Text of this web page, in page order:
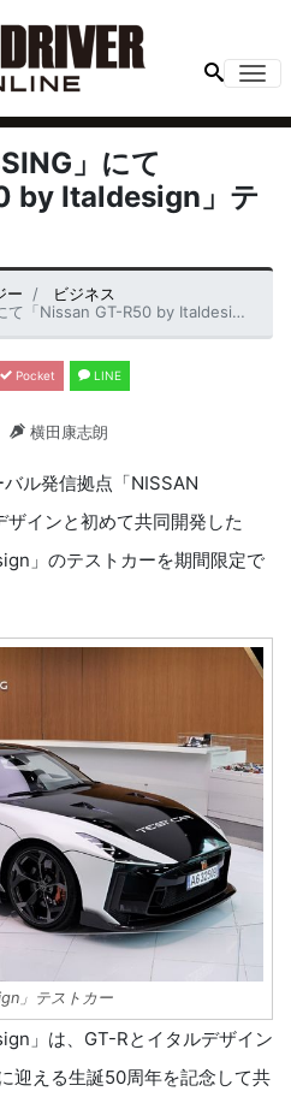
」にて
by Italdesign」テ
ー
ビジネス
GT-R50 by Italdesign」テストカーを展示
Pocket LINE
横田康志朗
ル発信拠点「NISSAN
インと初めて共同開発した
」のテストカーを期間限定で
」テストカー
」は、GT-Rとイタルデザイン
迎える生誕50周年を記念して共